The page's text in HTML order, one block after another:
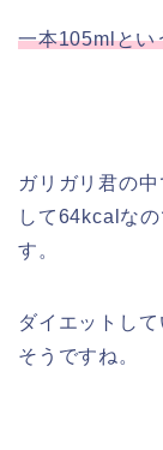
一本105mlとい
ガリガリ君の
して64kcalな
す。
ダイエットし
そうですね。